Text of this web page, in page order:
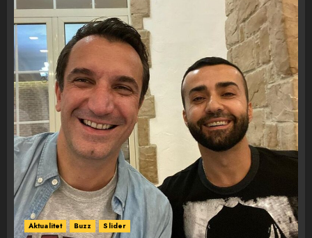
Aktualitet Buzz Slider